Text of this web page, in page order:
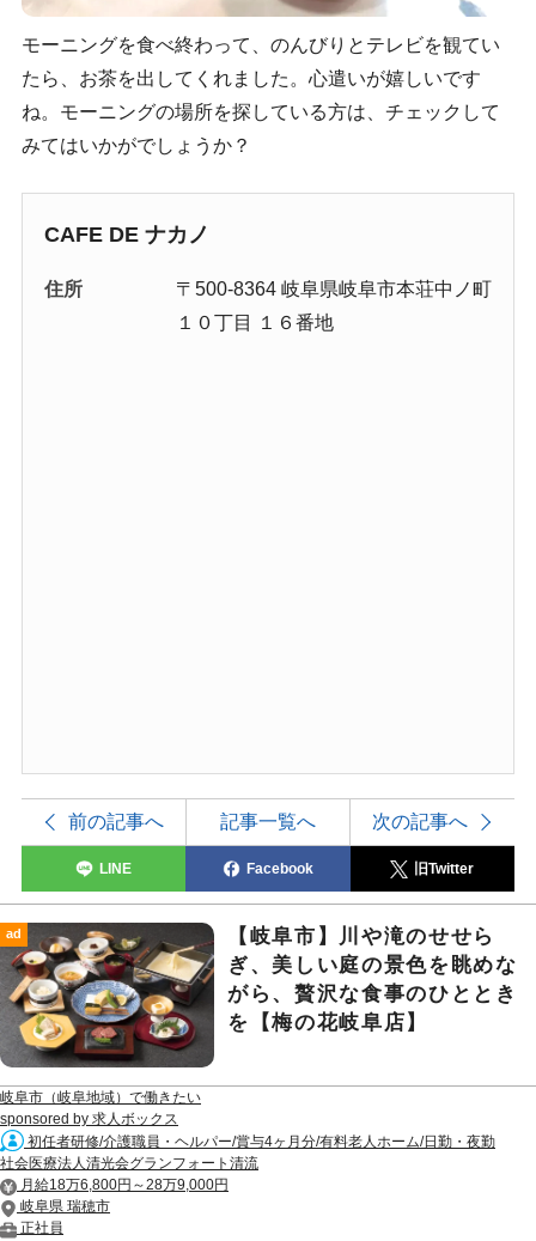
モーニングを食べ終わって、のんびりとテレビを観てい
たら、お茶を出してくれました。心遣いが嬉しいです
ね。モーニングの場所を探している方は、チェックして
みてはいかがでしょうか？
CAFE DE ナカノ
住所
〒500-8364 岐阜県岐阜市本荘中ノ町
１０丁目 １６番地
前の記事へ 記事一覧へ 次の記事へ
LINE Facebook 旧Twitter
ad
【岐阜市】川や滝のせせら
ぎ、美しい庭の景色を眺めな
がら、贅沢な食事のひととき
を【梅の花岐阜店】
岐阜市（岐阜地域）で働きたい
sponsored by 求人ボックス
初任者研修/介護職員・ヘルパー/賞与4ヶ月分/有料老人ホーム/日勤・夜勤
社会医療法人清光会グランフォート清流
月給18万6,800円～28万9,000円
岐阜県 瑞穂市
正社員